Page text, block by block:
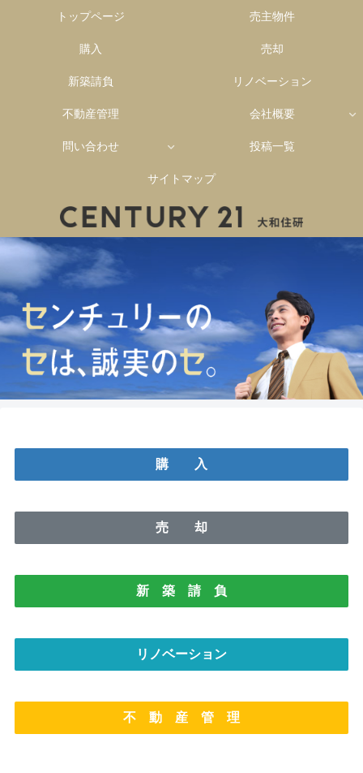
トップページ 売主物件
購入 売却
新築請負 リノベーション
不動産管理 会社概要
問い合わせ 投稿一覧
サイトマップ
購 入
売 却
新 築 請 負
リノベーション
不 動 産 管 理